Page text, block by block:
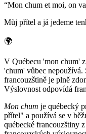
“Mon chum et moi, on
Můj přítel a já jedeme
🌍
V Québecu 'mon chum'
'chum' vůbec
francouzštině je plně
Výslovnost odpovídá
Mon chum je québecký
přítel" a používá se v
québecké francouzštiny